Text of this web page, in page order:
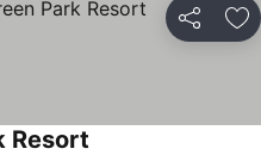
Del
Resort